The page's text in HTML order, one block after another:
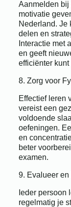
Aanmelden bij
motivatie
Nederland. Je
delen en
Interactie met
en geeft
efficiënter kunt
8. Zorg voor
Effectief leren
vereist een
voldoende
oefeningen.
en
beter
examen.
9. Evalueer
Ieder persoon
regelmatig je